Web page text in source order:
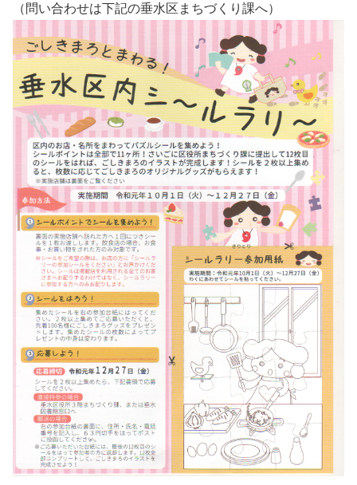
（問い合わせは下記の垂水区まちづくり課へ）